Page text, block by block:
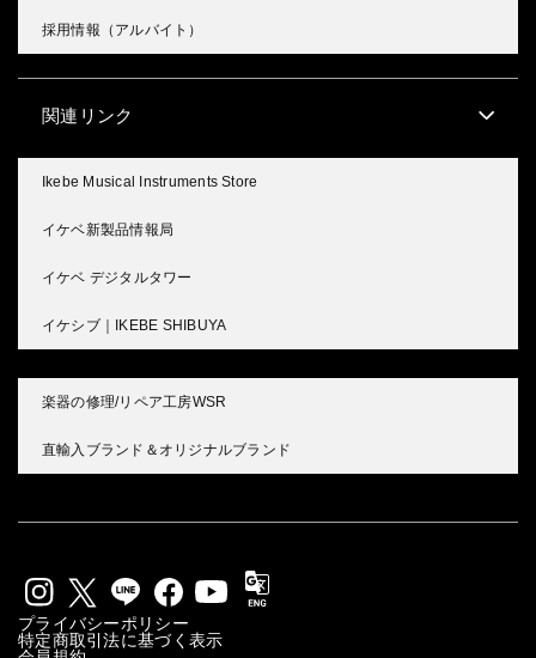
採用情報（アルバイト）
関連リンク
Ikebe Musical Instruments Store
イケベ新製品情報局
イケベ デジタルタワー
イケシブ｜IKEBE SHIBUYA
楽器の修理/リペア工房WSR
直輸入ブランド＆オリジナルブランド
プライバシーポリシー
特定商取引法に基づく表示